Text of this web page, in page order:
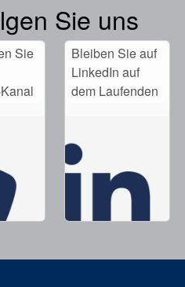
Sie uns
Sie
Bleiben Sie auf
LinkedIn auf
dem Laufenden